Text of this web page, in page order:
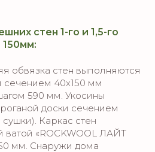
стен 1-го и 1,5-го
обвязка стен выполняются
сечением 40х150 мм
590 мм. Укосины
доски сечением
Каркас стен
ватой «ROCKWOOL ЛАЙТ
мм. Снаружи дома